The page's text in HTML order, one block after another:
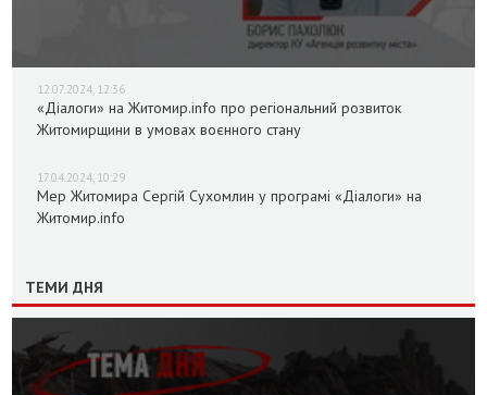
12.07.2024, 12:36
«Діалоги» на Житомир.info про регіональний розвиток
Житомирщини в умовах воєнного стану
17.04.2024, 10:29
Мер Житомира Сергій Сухомлин у програмі «Діалоги» на
Житомир.info
ТЕМИ ДНЯ